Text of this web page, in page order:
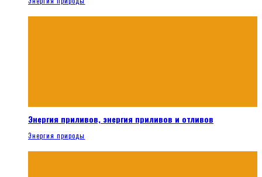
Энергия приливов, энергия приливов и отливов
Энергия природы